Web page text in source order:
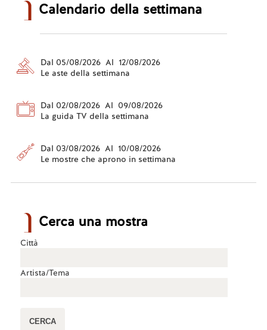
Calendario della settimana
Dal 05/08/2026 Al 12/08/2026
Le aste della settimana
Dal 02/08/2026 Al 09/08/2026
La guida TV della settimana
Dal 03/08/2026 Al 10/08/2026
Le mostre che aprono in settimana
Cerca una mostra
Città
Artista/Tema